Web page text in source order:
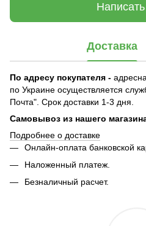
Доставка
По адресу покупателя -
по Украине осуществляется
Почта". Срок доставки 1-3 дня.
Самовывоз из нашего
Подробнее о доставке
Онлайн-оплата банковской
Наложенный платеж.
Безналичный расчет.